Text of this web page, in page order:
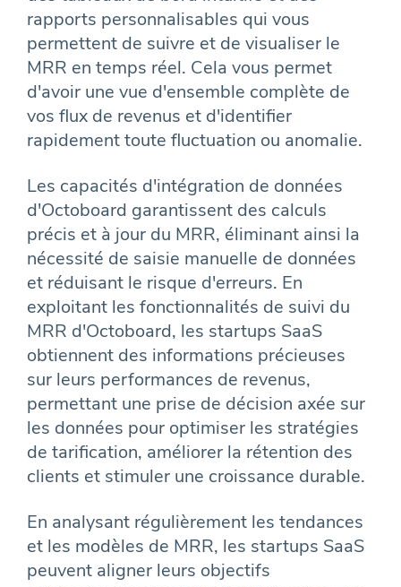
rapports personnalisables qui vous
permettent de suivre et de visualiser le
MRR en temps réel. Cela vous permet
d'avoir une vue d'ensemble complète de
vos flux de revenus et d'identifier
rapidement toute fluctuation ou anomalie.
Les capacités d'intégration de données
d'Octoboard garantissent des calculs
précis et à jour du MRR, éliminant ainsi la
nécessité de saisie manuelle de données
et réduisant le risque d'erreurs. En
exploitant les fonctionnalités de suivi du
MRR d'Octoboard, les startups SaaS
obtiennent des informations précieuses
sur leurs performances de revenus,
permettant une prise de décision axée sur
les données pour optimiser les stratégies
de tarification, améliorer la rétention des
clients et stimuler une croissance durable.
En analysant régulièrement les tendances
et les modèles de MRR, les startups SaaS
peuvent aligner leurs objectifs